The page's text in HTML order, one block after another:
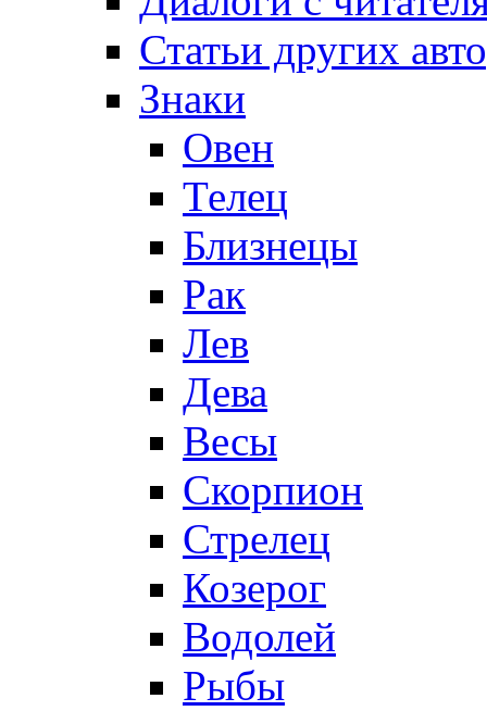
Статьи других
Знаки
Овен
Телец
Близнецы
Рак
Лев
Дева
Весы
Скорпион
Стрелец
Козерог
Водолей
Рыбы